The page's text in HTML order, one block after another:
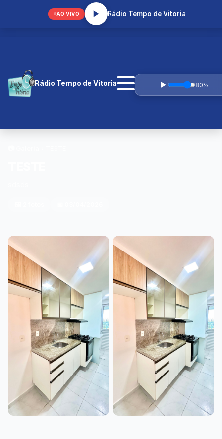
AO VIVO Rádio Tempo de Vitoria
prcaique@gmail.com
Rádio Tempo de Vitoria 80%